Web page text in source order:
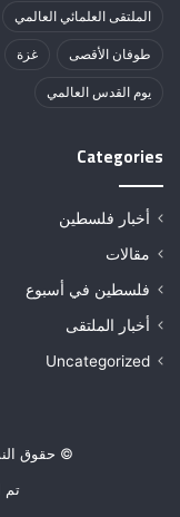
الملتقى العلمائي العالمي
طوفان الأقصى غزة
يوم القدس العالمي
Categories
أخبار فلسطين
مقالات
فلسطين في أسبوع
أخبار الملتقى
Uncategorized
© حقوق النشر 2026، جميع
تم